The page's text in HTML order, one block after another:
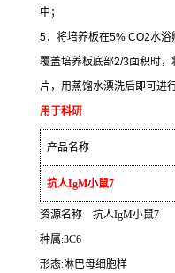
中；
5．将培养板在5% CO2水浴
覆盖培养板底部2/3面积时，
片，用蒸馏水漂洗后即可进
用于科研
产品名称
抗人IgM小鼠7
资源名称 抗人IgM小鼠7
种属:3C6
形态:淋巴母细胞样